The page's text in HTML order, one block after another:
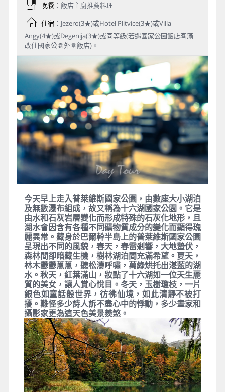
晚餐：飯店主廚推薦料理
住宿：Jezero(3★)或Hotel Plitvice(3★)或Villa
Angy(4★)或Degenija(3★)或同等級(若遇國家公園飯店客滿
改住國家公園外圍飯店)。
今天早上走入普萊維斯國家公園，由數座大小湖泊
及無數瀑布組成，故又稱為十六湖國家公園。它是
由水和石灰岩層變化而形成特殊的石灰化地形，且
湖水會因含有各種不同礦物質成分的變化而顯得瑰
麗異常。藏身於巴爾幹半島上的普萊維斯國家公園
呈現出不同的風貌，春天，春雷剎響，大地蟄伏，
森林間卻暗藏生機，樹林湖泊間充滿希望。夏天，
林木鬱鬱蔥蔥，聽松濤呼嘯，萬綠烘托出湛藍的湖
水。秋天，紅葉滿山，妝點了十六湖如一位天生麗
質的美女，讓人賞心悅目。冬天，玉樹瓊枝，一片
銀色如童話般世界，彷彿仙境，如此清靜不被打
擾。難怪多少詩人訴不盡心中的悸動，多少畫家和
攝影家更為這天色美景羨煞。